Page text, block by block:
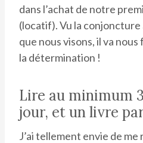
dans l’achat de notre
(locatif). Vu la conjoncture
que nous visons, il va
la détermination !
Lire au minimum
jour, et un livre
J’ai tellement envie de